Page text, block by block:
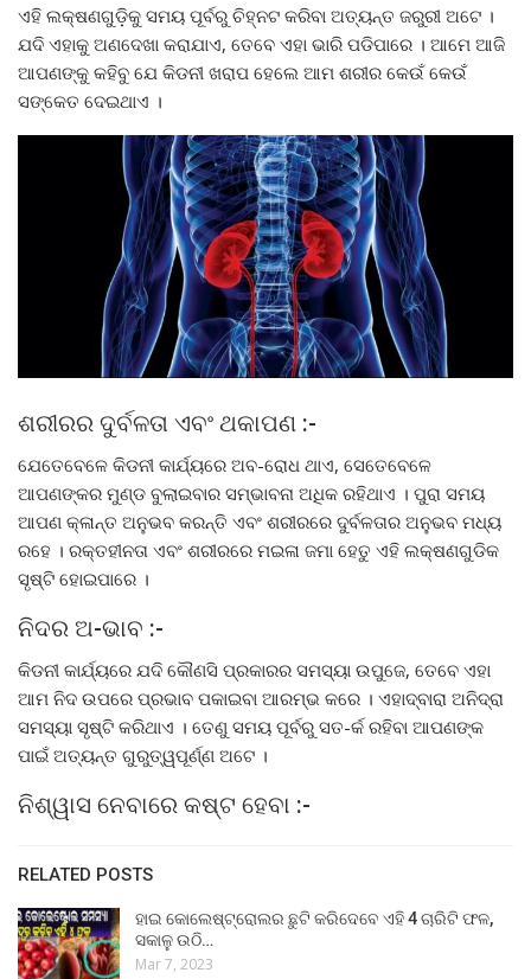
ଏହି ଲକ୍ଷଣଗୁଡ଼ିକୁ ସମୟ ପୂର୍ବରୁ ଚିହ୍ନଟ କରିବା ଅତ୍ୟନ୍ତ ଜରୁରୀ ଅଟେ ।
ଯଦି ଏହାକୁ ଅଣଦେଖା କରାଯାଏ, ତେବେ ଏହା ଭାରି ପଡିପାରେ । ଆମେ ଆଜି
ଆପଣଙ୍କୁ କହିବୁ ଯେ କିଡନୀ ଖରାପ ହେଲେ ଆମ ଶରୀର କେଉଁ କେଉଁ
ସଙ୍କେତ ଦେଇଥାଏ ।
ଶରୀରର ଦୁର୍ବଳତା ଏବଂ ଥକାପଣ :-
ଯେତେବେଳେ କିଡନୀ କାର୍ଯ୍ୟରେ ଅବ-ରୋଧ ଥାଏ, ସେତେବେଳେ
ଆପଣଙ୍କର ମୁଣ୍ଡ ବୁଲାଇବାର ସମ୍ଭାବନା ଅଧିକ ରହିଥାଏ । ପୁରା ସମୟ
ଆପଣ କ୍ଳାନ୍ତ ଅନୁଭବ କରନ୍ତି ଏବଂ ଶରୀରରେ ଦୁର୍ବଳତାର ଅନୁଭବ ମଧ୍ୟ
ରହେ । ରକ୍ତହୀନତା ଏବଂ ଶରୀରରେ ମଇଳା ଜମା ହେତୁ ଏହି ଲକ୍ଷଣଗୁଡିକ
ସୃଷ୍ଟି ହୋଇପାରେ ।
ନିଦର ଅ-ଭାବ :-
କିଡନୀ କାର୍ଯ୍ୟରେ ଯଦି କୌଣସି ପ୍ରକାରର ସମସ୍ୟା ଉପୁଜେ, ତେବେ ଏହା
ଆମ ନିଦ ଉପରେ ପ୍ରଭାବ ପକାଇବା ଆରମ୍ଭ କରେ । ଏହାଦ୍ବାରା ଅନିଦ୍ରା
ସମସ୍ୟା ସୃଷ୍ଟି କରିଥାଏ । ତେଣୁ ସମୟ ପୂର୍ବରୁ ସତ-ର୍କ ରହିବା ଆପଣଙ୍କ
ପାଇଁ ଅତ୍ୟନ୍ତ ଗୁରୁତ୍ୱପୂର୍ଣ୍ଣ ଅଟେ ।
ନିଶ୍ୱାସ ନେବାରେ କଷ୍ଟ ହେବା :-
RELATED POSTS
ହାଇ କୋଲେଷ୍ଟ୍ରୋଲର ଛୁଟି କରିଦେବେ ଏହି 4 ଚାରିଟି ଫଳ,
ସକାଳୁ ଉଠି…
Mar 7, 2023